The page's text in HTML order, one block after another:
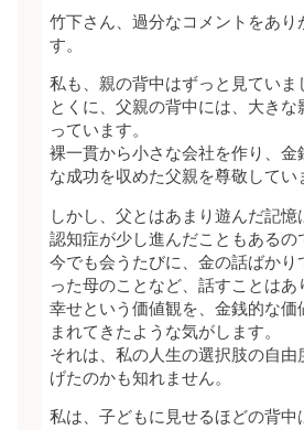
竹下さん、過分なコメントをあり
す。
私も、親の背中はずっと見ていま
とくに、父親の背中には、大きな
っています。
裸一貫から小さな会社を作り、金
な成功を収めた父親を尊敬してい
しかし、父とはあまり遊んだ記憶
認知症が少し進んだこともあるの
今でも会うたびに、金の話ばかり
った母のことなど、話すことはあ
幸せという価値観を、金銭的な価
まれてきたような気がします。
それは、私の人生の選択肢の自由
げたのかも知れません。
私は、子どもに見せるほどの背中